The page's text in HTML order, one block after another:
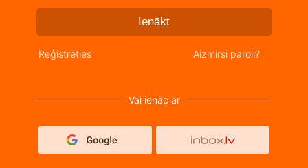
Ienākt
Reģistrēties Aizmirsi paroli?
Vai ienāc ar